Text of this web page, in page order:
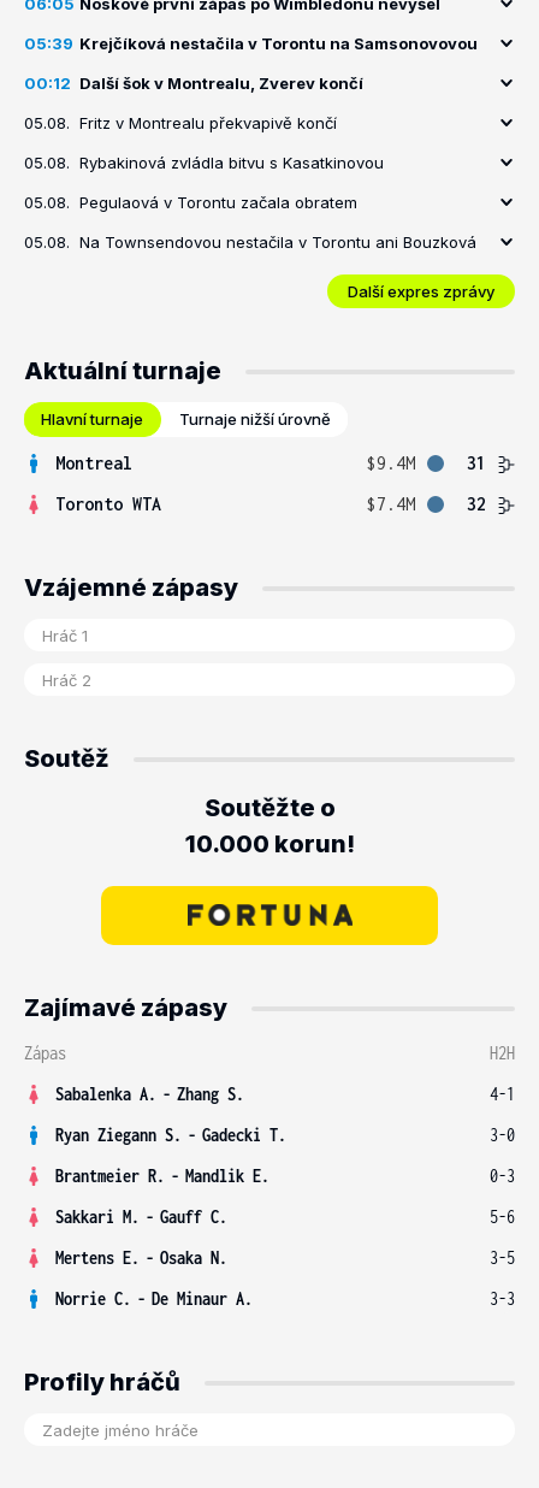
05:39 Krejčíková nestačila v Torontu na Samsonovovou
00:12 Další šok v Montrealu, Zverev končí
05.08. Fritz v Montrealu překvapivě končí
05.08. Rybakinová zvládla bitvu s Kasatkinovou
05.08. Pegulaová v Torontu začala obratem
05.08. Na Townsendovou nestačila v Torontu ani Bouzková
Další expres zprávy
Aktuální turnaje
Hlavní turnaje Turnaje nižší úrovně
Montreal $9.4M
31
Toronto WTA
$7.4M 32
Vzájemné zápasy
Soutěž
Soutěžte o
10.000 korun!
Zajímavé zápasy
Zápas
H2H
Sabalenka A. - Zhang S.
4-1
Ryan Ziegann S. - Gadecki T.
3-0
Brantmeier R. - Mandlik E.
0-3
Sakkari M. - Gauff C.
5-6
Mertens E. - Osaka N.
3-5
Norrie C. - De Minaur A. 3-3
Profily hráčů